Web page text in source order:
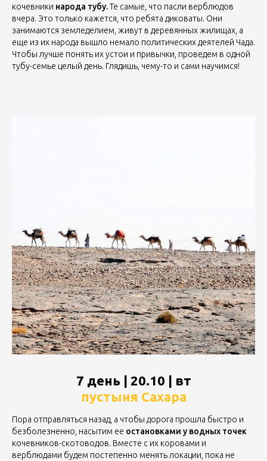
кочевники народа тубу.Те самые, что пасли верблюдов
вчера. Это только кажется, что ребята диковаты. Они
занимаются земледелием, живут в деревянных жилищах, а
еще из их народа вышло немало политических деятелей Чада.
Чтобы лучше понять их устои и привычки, проведем в одной
тубу-семье целый день. Глядишь, чему-то и сами научимся!
7 день | 20.10 | вт
пустыня Сахара
Пора отправляться назад, а чтобы дорога прошла быстро и
безболезненно, насытим ее остановками у водных точек
кочевников-скотоводов. Вместе с их коровами и
верблюдами будем постепенно менять локации, пока не